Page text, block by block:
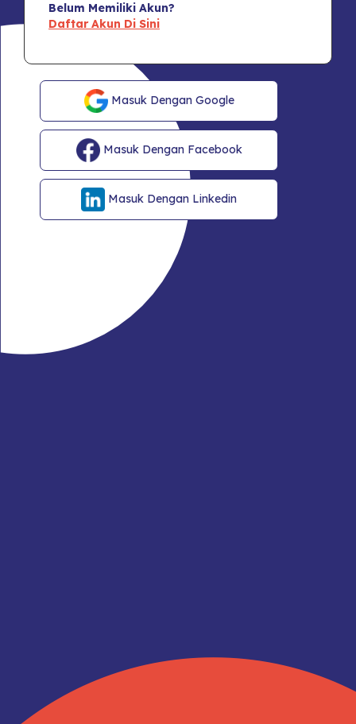
Belum Memiliki Akun?
Daftar Akun Di Sini
Masuk Dengan Google
Masuk Dengan Facebook
Masuk Dengan Linkedin